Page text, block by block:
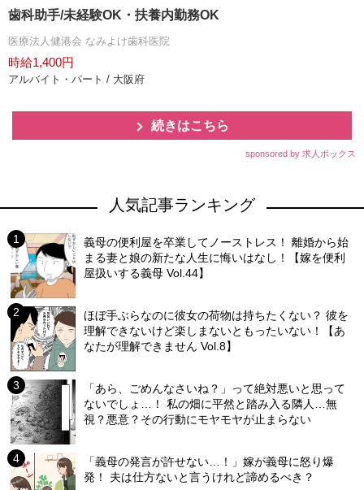
歯科助手/未経験OK・扶養内勤務OK
医療法人健港会 なみよけ歯科医院
時給1,400円
アルバイト・パート / 大阪府
続きはこちら
sponsored by 求人ボックス
人気記事ランキング
義母の便利屋を卒業してノーストレス！ 離婚から始
まる妻と娘の新たな人生に悔いはなし！【嫁を便利
屋扱いする義母 Vol.44】
ほぼ手ぶらなのに彼女の荷物は持ちたくない？ 彼を
理解できないけど楽しまないともったいない！【あ
なたが理解できません Vol.8】
「あら、ごめんなさいね？」って絶対悪いと思って
ないでしょ…！ 私の畑に平然と踏み入る隣人…無
視？悪意？その行動にモヤモヤが止まらない
「義母の発言が許せない…！」嫁が義母に怒り爆
発！ 夫は仕方ないと言うけれど諦めるべき？